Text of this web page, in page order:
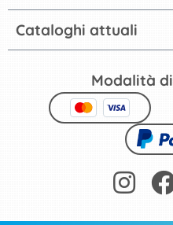
Cataloghi attuali
Modalità